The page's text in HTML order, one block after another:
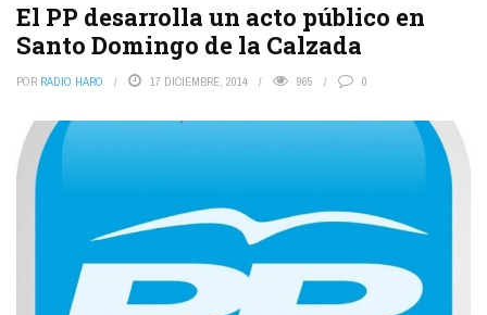
El PP desarrolla un acto público en
Santo Domingo de la Calzada
POR RADIO HARO 17 DICIEMBRE, 2014 965 0